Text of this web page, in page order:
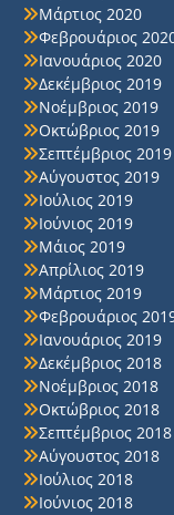
Μάρτιος 2020
Φεβρουάριος
Ιανουάριος 2020
Δεκέμβριος 2019
Νοέμβριος 2019
Οκτώβριος 2019
Σεπτέμβριος 2019
Αύγουστος 2019
Ιούλιος 2019
Ιούνιος 2019
Μάιος 2019
Απρίλιος 2019
Μάρτιος 2019
Φεβρουάριος
Ιανουάριος 2019
Δεκέμβριος 2018
Νοέμβριος 2018
Οκτώβριος 2018
Σεπτέμβριος 2018
Αύγουστος 2018
Ιούλιος 2018
Ιούνιος 2018